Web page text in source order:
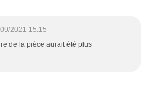
2021 15:15
de la pièce aurait été plus